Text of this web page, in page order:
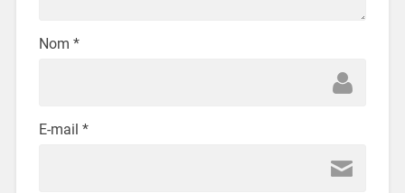
Nom *
E-mail *